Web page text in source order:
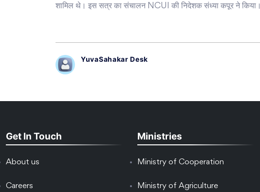
शामिल थे। इस सत्र का संचालन NCUI की निदेशक संध्या कपूर ने किया।
YuvaSahakar Desk
Get In Touch
About us
Careers
Ministries
Ministry of Cooperation
Ministry of Agriculture